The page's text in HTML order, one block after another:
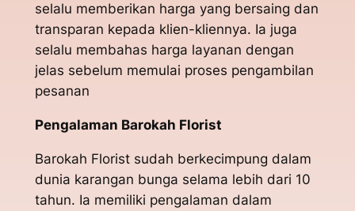
selalu memberikan harga yang bersaing dan
transparan kepada klien-kliennya. Ia juga
selalu membahas harga layanan dengan
jelas sebelum memulai proses pengambilan
pesanan
Pengalaman Barokah Florist
Barokah Florist sudah berkecimpung dalam
dunia karangan bunga selama lebih dari 10
tahun. Ia memiliki pengalaman dalam